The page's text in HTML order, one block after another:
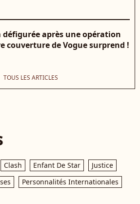
défigurée après une opération
couverture de Vogue surprend !
TOUS LES ARTICLES
Clash Enfant De Star
Justice
Personnalités Internationales